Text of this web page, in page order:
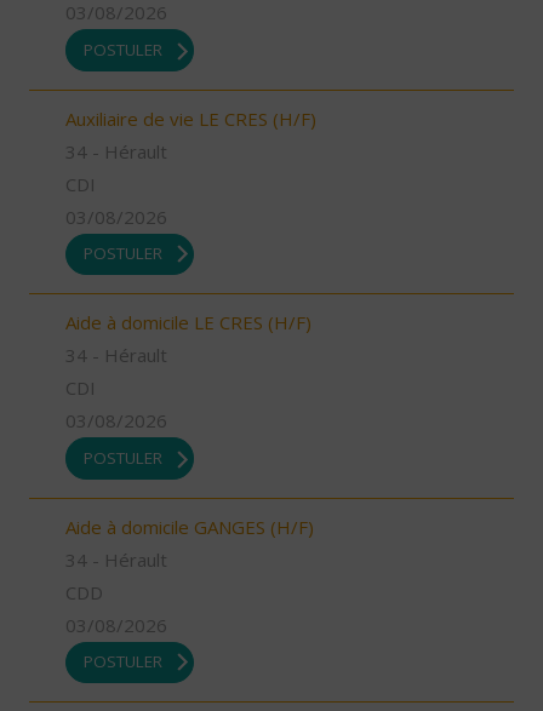
03/08/2026
POSTULER
Auxiliaire de vie LE CRES (H/F)
34 - Hérault
CDI
03/08/2026
POSTULER
Aide à domicile LE CRES (H/F)
34 - Hérault
CDI
03/08/2026
POSTULER
Aide à domicile GANGES (H/F)
34 - Hérault
CDD
03/08/2026
POSTULER